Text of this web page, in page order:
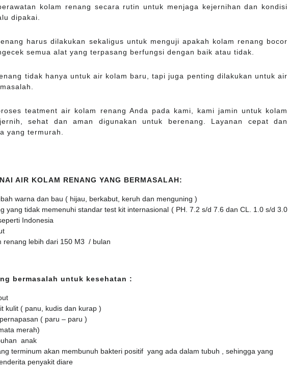
kolam renang secara rutin untuk menjaga kejernihan dan kondisi
dipakai.
harus dilakukan sekaligus untuk menguji apakah kolam renang bocor
semua alat yang terpasang berfungsi dengan baik atau tidak.
tidak hanya untuk air kolam baru, tapi juga penting dilakukan untuk air
teatment air kolam renang Anda pada kami, kami jamin untuk kolam
sehat dan aman digunakan untuk berenang. Layanan cepat dan
yang termurah.
AIR KOLAM RENANG YANG BERMASALAH:
warna dan bau ( hijau, berkabut, keruh dan menguning )
yang tidak memenuhi standar test kit internasional ( PH. 7.2 s/d 7.6 dan CL. 1.0 s/d 3.0
Indonesia
renang lebih dari 150 M3 / bulan
bermasalah untuk kesehatan :
kulit ( panu, kudis dan kurap )
( paru – paru )
merah)
anak
terminum akan membunuh bakteri positif yang ada dalam tubuh , sehingga yang
penyakit diare